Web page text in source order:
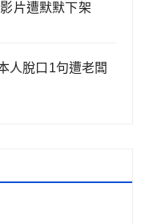
影片遭默默下架
人脫口1句遭老闆